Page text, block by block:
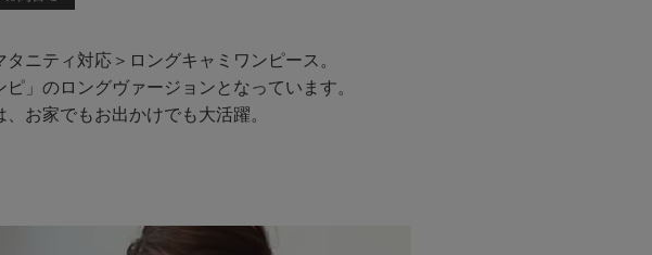
ニティ対応＞ロングキャミワンピース。
」のロングヴァージョンとなっています。
お家でもお出かけでも大活躍。